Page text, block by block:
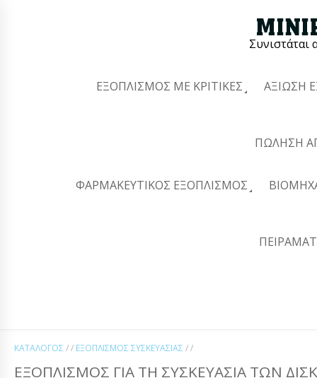
Συνιστάται
ΕΞΟΠΛΙΣΜΌΣ ΜΕ ΚΡΙΤΙΚΈΣ ΑΞΊΩΣΗ
ΠΏΛΗΣΗ
ΦΑΡΜΑΚΕΥΤΙΚΌΣ ΕΞΟΠΛΙΣΜΌΣ
ΚΑΤΆΛΟΓΟΣ / / ΕΞΟΠΛΙΣΜΌΣ ΣΥΣΚΕΥΑΣΊΑΣ / /
ΕΞΟΠΛΙΣΜΌΣ ΓΙΑ ΤΗ ΣΥΣΚΕΥΑΣΊΑ ΤΩΝ